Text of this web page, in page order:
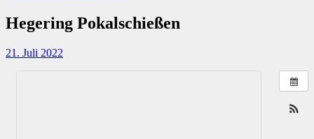
Hegering Pokalschießen
21. Juli 2022